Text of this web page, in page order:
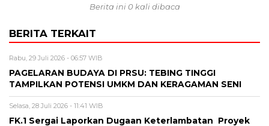
Berita ini 0 kali dibaca
BERITA TERKAIT
Rabu, 29 Juli 2026 - 06:57 WIB
PAGELARAN BUDAYA DI PRSU: TEBING TINGGI
TAMPILKAN POTENSI UMKM DAN KERAGAMAN SENI
Selasa, 28 Juli 2026 - 11:41 WIB
FK.1 Sergai Laporkan Dugaan Keterlambatan Proyek